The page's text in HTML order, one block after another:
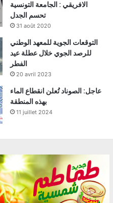
الافريقي : الجامعة التونسية
تحسم الجدل
31 août 2020
التوقعات الجوية للمعهد الوطني
للرصد الجوي خلال عطلة عيد
الفطر
20 avril 2023
عاجل: الصوناد تُعلن انقطاع الماء
بهذه المنطقة
11 juillet 2024